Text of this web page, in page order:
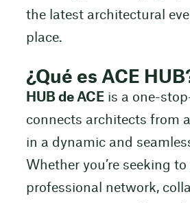
the latest architectural
place.
¿Qué es ACE
HUB de ACEis a one-
connects architects from
in a dynamic and
Whether you’re seeking
professional network,